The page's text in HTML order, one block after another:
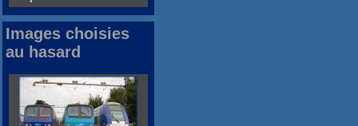
Images choisies
au hasard